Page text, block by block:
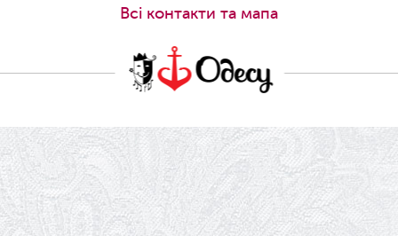
18.05.2026
Шукаємо інженерів і техніків
17.05.2026
Ювілей Валентини Бородіної
Всi контакти та мапа